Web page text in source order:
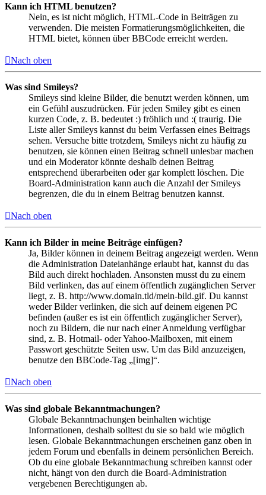
Kann ich HTML benutzen?
Nein, es ist nicht möglich, HTML-Code in Beiträgen zu
verwenden. Die meisten Formatierungsmöglichkeiten, die
HTML bietet, können über BBCode erreicht werden.
Nach oben
Was sind Smileys?
Smileys sind kleine Bilder, die benutzt werden können, um
ein Gefühl auszudrücken. Für jeden Smiley gibt es einen
kurzen Code, z. B. bedeutet :) fröhlich und :( traurig. Die
Liste aller Smileys kannst du beim Verfassen eines Beitrags
sehen. Versuche bitte trotzdem, Smileys nicht zu häufig zu
benutzen, sie können einen Beitrag schnell unlesbar machen
und ein Moderator könnte deshalb deinen Beitrag
entsprechend überarbeiten oder gar komplett löschen. Die
Board-Administration kann auch die Anzahl der Smileys
begrenzen, die du in einem Beitrag benutzen kannst.
Nach oben
Kann ich Bilder in meine Beiträge einfügen?
Ja, Bilder können in deinem Beitrag angezeigt werden. Wenn
die Administration Dateianhänge erlaubt hat, kannst du das
Bild auch direkt hochladen. Ansonsten musst du zu einem
Bild verlinken, das auf einem öffentlich zugänglichen Server
liegt, z. B. http://www.domain.tld/mein-bild.gif. Du kannst
weder Bilder verlinken, die sich auf deinem eigenen PC
befinden (außer es ist ein öffentlich zugänglicher Server),
noch zu Bildern, die nur nach einer Anmeldung verfügbar
sind, z. B. Hotmail- oder Yahoo-Mailboxen, mit einem
Passwort geschützte Seiten usw. Um das Bild anzuzeigen,
benutze den BBCode-Tag „[img]“.
Nach oben
Was sind globale Bekanntmachungen?
Globale Bekanntmachungen beinhalten wichtige
Informationen, deshalb solltest du sie so bald wie möglich
lesen. Globale Bekanntmachungen erscheinen ganz oben in
jedem Forum und ebenfalls in deinem persönlichen Bereich.
Ob du eine globale Bekanntmachung schreiben kannst oder
nicht, hängt von den durch die Board-Administration
vergebenen Berechtigungen ab.